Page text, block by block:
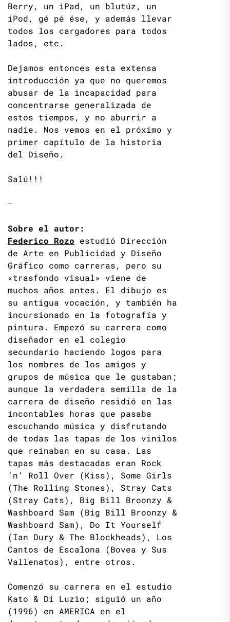
Berry, un iPad, un blutúz, un
iPod, gé pé ése, y además llevar
todos los cargadores para todos
lados, etc.
Dejamos entonces esta extensa
introducción ya que no queremos
abusar de la incapacidad para
concentrarse generalizada de
estos tiempos, y no aburrir a
nadie. Nos vemos en el próximo y
primer capítulo de la historia
del Diseño.
Salú!!!
—
Sobre el autor:
Federico Rozo estudió Dirección
de Arte en Publicidad y Diseño
Gráfico como carreras, pero su
«trasfondo visual» viene de
muchos años antes. El dibujo es
su antigua vocación, y también ha
incursionado en la fotografía y
pintura. Empezó su carrera como
diseñador en el colegio
secundario haciendo logos para
los nombres de los amigos y
grupos de música que le gustaban;
aunque la verdadera semilla de la
carrera de diseño residió en las
incontables horas que pasaba
escuchando música y disfrutando
de todas las tapas de los vinilos
que reinaban en su casa. Las
tapas más destacadas eran Rock
‘n’ Roll Over (Kiss), Some Girls
(The Rolling Stones), Stray Cats
(Stray Cats), Big Bill Broonzy &
Washboard Sam (Big Bill Broonzy &
Washboard Sam), Do It Yourself
(Ian Dury & The Blockheads), Los
Cantos de Escalona (Bovea y Sus
Vallenatos), entre otros.
Comenzó su carrera en el estudio
Kato & Di Luzio; siguió un año
(1996) en AMERICA en el